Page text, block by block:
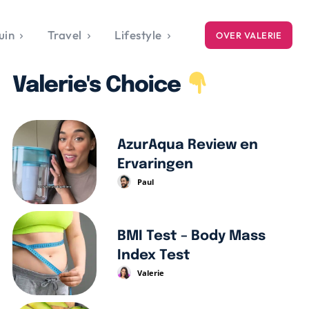
Travel Lifestyle OVER VALERIE
Valerie's Choice
AzurAqua Review en
Ervaringen
Paul
BMI Test – Body Mass
Index Test
Valerie